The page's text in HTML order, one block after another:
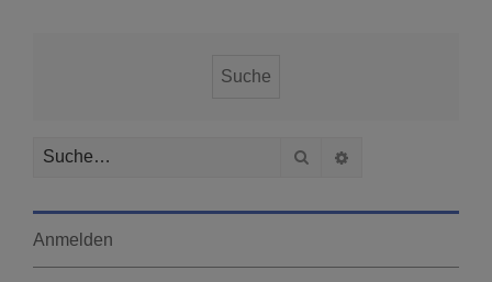
Suche
Anmelden